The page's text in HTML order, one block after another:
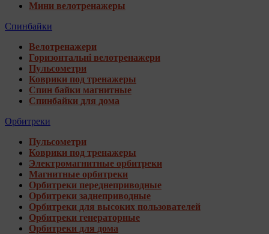
Мини велотренажеры
Спинбайки
Велотренажери
Горизонтальні велотренажери
Пульсометри
Коврики под тренажеры
Спин байки магнитные
Спинбайки для дома
Орбитреки
Пульсометри
Коврики под тренажеры
Электромагнитные орбитреки
Магнитные орбитреки
Орбитреки переднеприводные
Орбитреки заднеприводные
Орбитреки для высоких пользователей
Орбитреки генераторные
Орбитреки для дома